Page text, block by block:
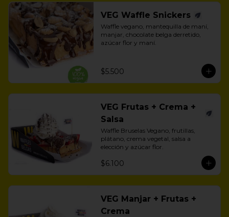
VEG Waffle Snickers
Waffle vegano, mantequilla de maní,
manjar, chocolate belga derretido,
azúcar flor y maní.
$5.500
VEG Frutas + Crema +
Salsa
Waffle Bruselas Vegano, frutillas,
plátano, crema vegetal, salsa a
elección y azúcar flor.
$6.100
VEG Manjar + Frutas +
Crema